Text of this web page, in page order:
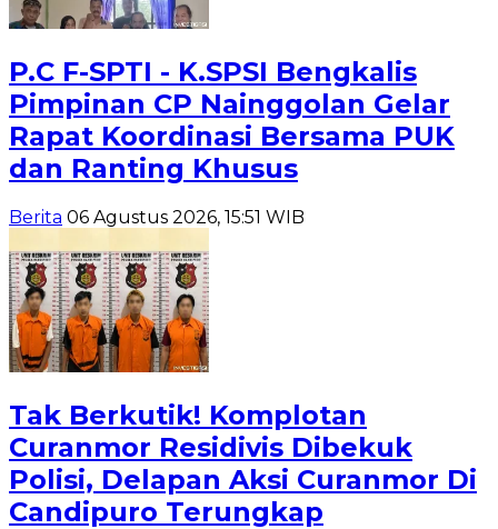
P.C F-SPTI - K.SPSI Bengkalis
Pimpinan CP Nainggolan Gelar
Rapat Koordinasi Bersama PUK
dan Ranting Khusus
Berita 06 Agustus 2026, 15:51 WIB
Tak Berkutik! Komplotan
Curanmor Residivis Dibekuk
Polisi, Delapan Aksi Curanmor Di
Candipuro Terungkap